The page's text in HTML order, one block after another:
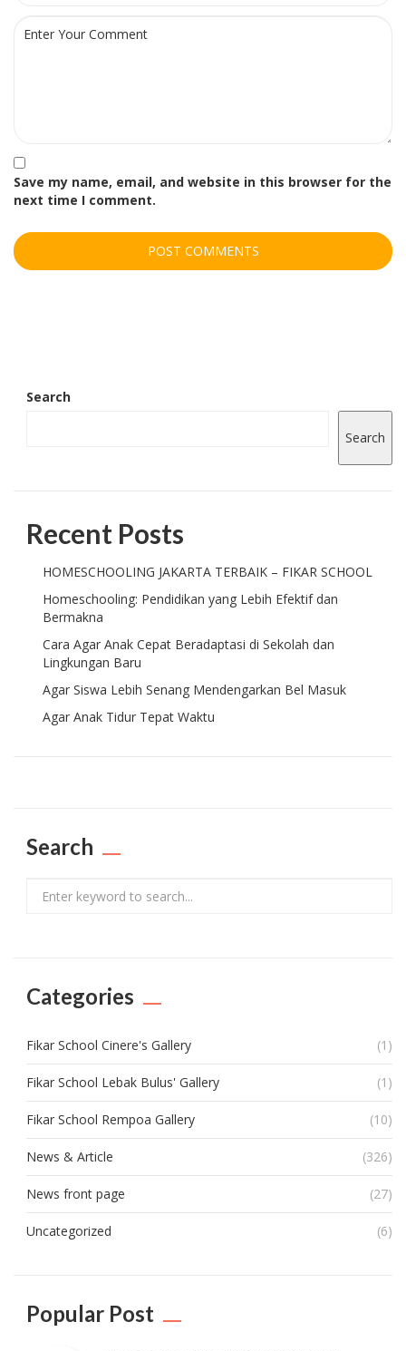
Save my name, email, and website in this browser for the
next time I comment.
Search
Search
Recent Posts
HOMESCHOOLING JAKARTA TERBAIK – FIKAR SCHOOL
Homeschooling: Pendidikan yang Lebih Efektif dan
Bermakna
Cara Agar Anak Cepat Beradaptasi di Sekolah dan
Lingkungan Baru
Agar Siswa Lebih Senang Mendengarkan Bel Masuk
Agar Anak Tidur Tepat Waktu
Search
Categories
Fikar School Cinere's Gallery (1)
Fikar School Lebak Bulus' Gallery (1)
Fikar School Rempoa Gallery (10)
News & Article (326)
News front page (27)
Uncategorized (6)
Popular Post